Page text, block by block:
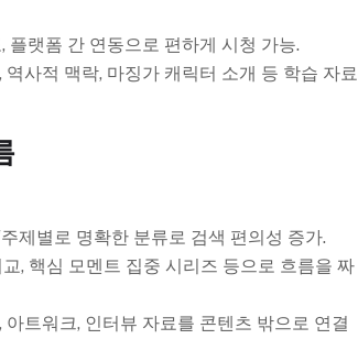
플랫폼 간 연동으로 편하게 시청 가능.
사적 맥락, 마징가 캐릭터 소개 등 학습 자료
제별로 명확한 분류로 검색 편의성 증가.
, 핵심 모멘트 집중 시리즈 등으로 흐름을 짜
트워크, 인터뷰 자료를 콘텐츠 밖으로 연결